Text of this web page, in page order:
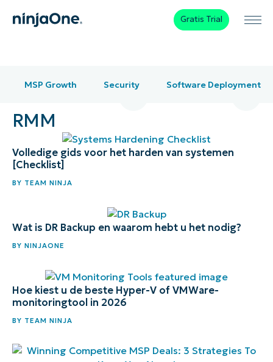
Gratis Trial
MSP Growth Security Software Deployment
RMM
Volledige gids voor het harden van systemen
[Checklist]
BY TEAM NINJA
Wat is DR Backup en waarom hebt u het nodig?
BY NINJAONE
Hoe kiest u de beste Hyper-V of VMWare-
monitoringtool in 2026
BY TEAM NINJA